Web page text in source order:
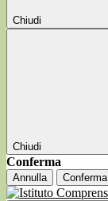
Chiudi
Chiudi
Conferma
Annulla Conferma